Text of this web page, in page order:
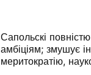
Сапольскі
амбіціям; змушує
меритократію,